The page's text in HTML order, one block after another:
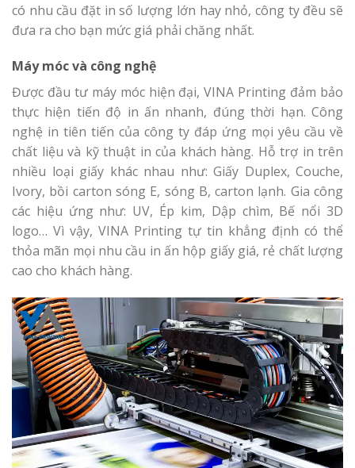
có nhu cầu đặt in số lượng lớn hay nhỏ, công ty đều sẽ
đưa ra cho bạn mức giá phải chăng nhất.
Máy móc và công nghệ
Được đầu tư máy móc hiện đại, VINA Printing đảm bảo
thực hiện tiến độ in ấn nhanh, đúng thời hạn. Công
nghệ in tiên tiến của công ty đáp ứng mọi yêu cầu về
chất liệu và kỹ thuật in của khách hàng. Hỗ trợ in trên
nhiều loại giấy khác nhau như: Giấy Duplex, Couche,
Ivory, bồi carton sóng E, sóng B, carton lạnh. Gia công
các hiệu ứng như: UV, Ép kim, Dập chìm, Bế nổi 3D
logo… Vì vậy, VINA Printing tự tin khẳng định có thể
thỏa mãn mọi nhu cầu in ấn hộp giấy giá, rẻ chất lượng
cao cho khách hàng.